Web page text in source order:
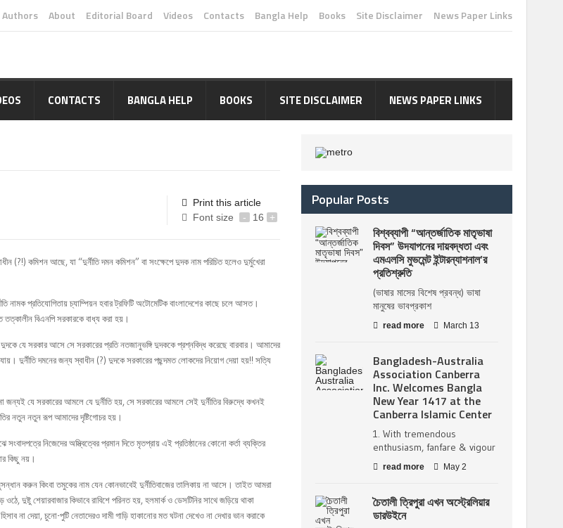
Authors About Editorial Board Videos Contacts Bangla Help Books Site Disclaimer News Paper Links
CONTACTS BANGLA HELP BOOKS SITE DISCLAIMER NEWS PAPER LINKS
Print this article
Font size
- 16 +
(?!) কমিশন আছে, যা “দুর্নীতি দমন কমিশন” বা সংক্ষেপে দুদক নাম পরিচিত হলেও দুর্মুখেরা
নামক প্রতিযোগিতায় চ্যাম্পিয়ন হবার ট্রফিটি অটোমেটিক বাংলাদেশের কাছে চলে আসত।
তত্কালীন বিএনপি সরকারকে বাধ্য করা হয়।
যে সরকার আসে সে সরকারের প্রতি নতজানুভঙ্গি দুদককে প্রশ্নবিদ্ধ করেছে বারবার। আমাদের
দুর্নীতি দমনের জন্য স্বাধীন (?) দুদকে সরকারের পছন্দমত লোকদের নিয়োগ দেয়া হয়!! সত্যি
জন্যই যে সরকারের আমলে যে দুর্নীতি হয়, সে সরকারের আমলে সেই দুর্নীতির বিরুদ্ধে কখনই
নতুন নতুন রূপ আমাদের দৃষ্টিগোচর হয়।
নিজেদের অস্ত্বিত্বের প্রমান দিতে মৃতপ্রায় এই প্রতিষ্ঠানের কোনো কর্তা ব্যক্তির
কিছু নয়।
করুন কিংবা তমুকের নাম যেন কোনভাবেই দুর্নীতিবাজের তালিকায় না আসে। তাইত আমরা
দুষ্টু শেয়ারবাজার কিভাবে রাবিশে পরিনত হয়, হলমার্ক ও ডেসটিনির সাথে জড়িয়ে থাকা
না দেয়া, চুনো-পুটি নেতাদেরও দামী গাড়ি হাকানোর মত ঘটনা দেখেও না দেখার ভান করাকে
Popular Posts
বিশ্বব্যাপী “আন্তর্জাতিক মাতৃভাষা
দিবস” উদযাপনের দায়বদ্ধতা এবং
এমএলসি মুভমেন্ট ইন্টারন্যাশনাল’র
প্রতিশ্রুতি
(ভাষার মাসের বিশেষ প্রবন্ধ) ভাষা
মানুষের ভাবপ্রকাশ
read more March 13
Bangladesh-Australia
Association Canberra
Inc. Welcomes Bangla
New Year 1417 at the
Canberra Islamic Center
1. With tremendous
enthusiasm, fanfare & vigour
read more May 2
চৈতালী ত্রিপুরা এখন অস্ট্রেলিয়ার
ডারউইনে